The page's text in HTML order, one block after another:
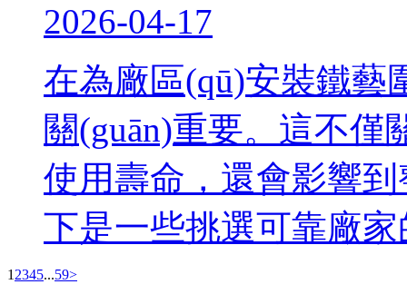
2026-04-17
在為廠區(qū)安裝鐵藝
關(guān)重要。這不
使用壽命，還會影響到
下是一些挑選可靠廠家的
1 2345...59>